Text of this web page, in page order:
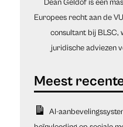
Dean Geldof is een
Europees recht aan de
consultant bij BLSC,
juridische adviezen
AI-